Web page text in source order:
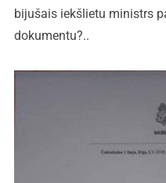
bijušais iekšlietu ministrs
dokumentu?..